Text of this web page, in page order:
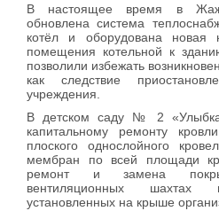
В настоящее время в
обновлена система
котёл и оборудована новая
помещения котельной к
позволили избежать
как следствие
учреждения.
В детском саду № 2
капитальному ремонту
плоского однослойного
мембран по всей площади
ремонт и замена
вентиляционных
установленных на крыше